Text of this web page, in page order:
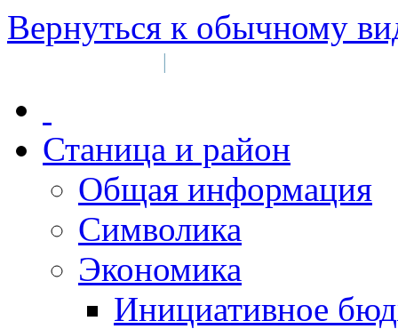
Вернуться к обычному
|
Станица и район
Общая информация
Символика
Экономика
Инициативное